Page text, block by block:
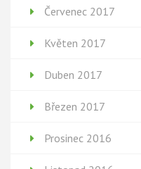
Červenec 2017
Květen 2017
Duben 2017
Březen 2017
Prosinec 2016